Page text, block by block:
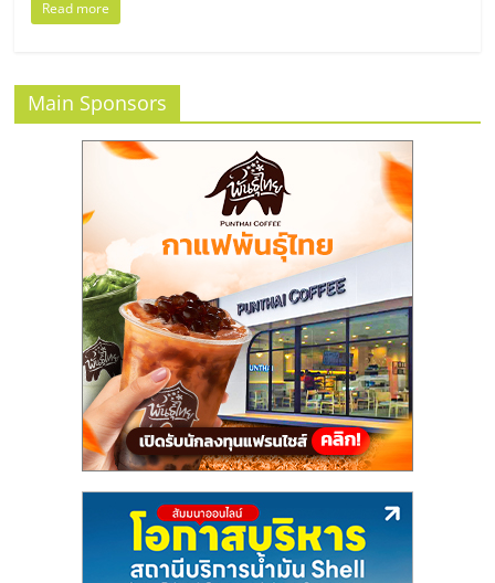
ไชส์,
ที่
ปรึกษา
แฟ
ไชส์,
รวม
แฟ
Read more
Main Sponsors